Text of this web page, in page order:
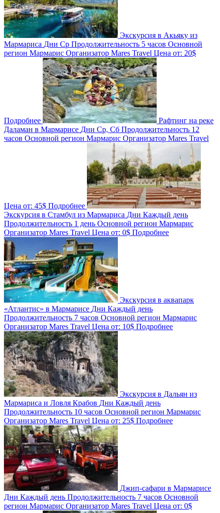
Экскурсия в Акьяку из
Мармариса Дни Ср Продолжительность 5 часов Основной
регион Мармарис Организатор Mares Travel Цена от: 20$
Подробнее
Рафтинг на реке
Даламан в Мармарисе Дни Ср, Сб Продолжительность 12
часов Основной регион Мармарис Организатор Mares Travel
Цена от: 45$ Подробнее
Экскурсия в Стамбул из Мармариса Дни Каждый день
Продолжительность 1 день Основной регион Мармарис
Организатор Mares Travel Цена от: 0$ Подробнее
Экскурсия в аквапарк
«Атлантис» в Мармарисе Дни Каждый день
Продолжительность 7 часов Основной регион Мармарис
Организатор Mares Travel Цена от: 10$ Подробнее
Экскурсия в Дальян из
Мармариса и Ловля Крабов Дни Каждый день
Продолжительность 10 часов Основной регион Мармарис
Организатор Mares Travel Цена от: 25$ Подробнее
Джип-сафари в Мармарисе
Дни Каждый день Продолжительность 7 часов Основной
регион Мармарис Организатор Mares Travel Цена от: 0$